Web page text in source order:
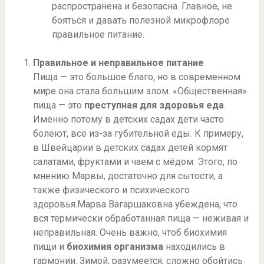
распространена и безопасна. Главное, не
бояться и давать полезной микрофлоре
правильное питание.
Правильное и неправильное питание
Пища — это большое благо, но в современном
мире она стала большим злом. «Общественная»
пища — это преступная для здоровья еда.
Именно потому в детских садах дети часто
болеют, всё из-за губительной еды. К примеру,
в Швейцарии в детских садах детей кормят
салатами, фруктами и чаем с мёдом. Этого, по
мнению Марвы, достаточно для сытости, а
также физического и психического
здоровья.Марва Вагаршаковна убеждена, что
вся термически обработанная пища — неживая и
неправильная. Очень важно, чтоб биохимия
пищи и биохимия организманаходились в
гармонии. Зимой, разумеется, сложно обойтись